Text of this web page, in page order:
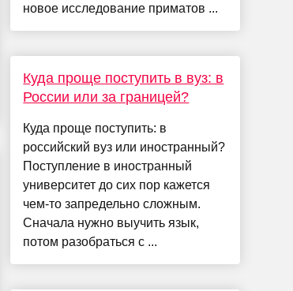
новое исследование приматов ...
Куда проще поступить в вуз: в
России или за границей?
Куда проще поступить: в
российский вуз или иностранный?
Поступление в иностранный
университет до сих пор кажется
чем-то запредельно сложным.
Сначала нужно выучить язык,
потом разобраться с ...